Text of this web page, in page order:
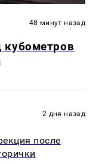
48 минут назад
кубометров
2 дня назад
после